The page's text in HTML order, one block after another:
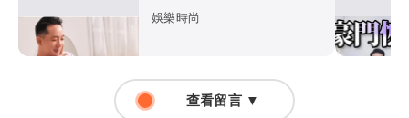
娛樂時尚
查看留言 ▼